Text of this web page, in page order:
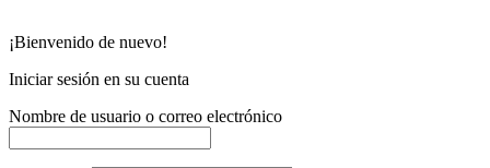
¡Bienvenido de nuevo!
Iniciar sesión en su cuenta
Nombre de usuario o correo electrónico